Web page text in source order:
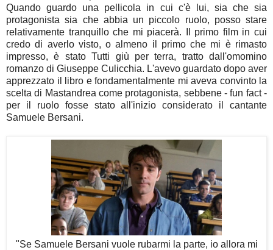
Quando guardo una pellicola in cui c'è lui, sia che sia
protagonista sia che abbia un piccolo ruolo, posso stare
relativamente tranquillo che mi piacerà. Il primo film in cui
credo di averlo visto, o almeno il primo che mi è rimasto
impresso, è stato Tutti giù per terra, tratto dall'omomino
romanzo di Giuseppe Culicchia. L'avevo guardato dopo aver
apprezzato il libro e fondamentalmente mi aveva convinto la
scelta di Mastandrea come protagonista, sebbene - fun fact -
per il ruolo fosse stato all'inizio considerato il cantante
Samuele Bersani.
"Se Samuele Bersani vuole rubarmi la parte, io allora mi